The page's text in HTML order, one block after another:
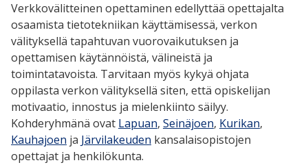
Verkkovälitteinen opettaminen edellyttää opettajalta
osaamista tietotekniikan käyttämisessä, verkon
välityksellä tapahtuvan vuorovaikutuksen ja
opettamisen käytännöistä, välineistä ja
toimintatavoista. Tarvitaan myös kykyä ohjata
oppilasta verkon välityksellä siten, että opiskelijan
motivaatio, innostus ja mielenkiinto säilyy.
Kohderyhmänä ovat Lapuan, Seinäjoen, Kurikan,
Kauhajoen ja Järvilakeuden kansalaisopistojen
opettajat ja henkilökunta.